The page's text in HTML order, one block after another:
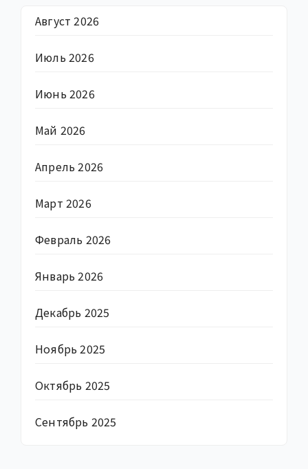
Август 2026
Июль 2026
Июнь 2026
Май 2026
Апрель 2026
Март 2026
Февраль 2026
Январь 2026
Декабрь 2025
Ноябрь 2025
Октябрь 2025
Сентябрь 2025